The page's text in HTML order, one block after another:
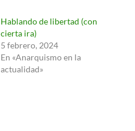
Hablando de libertad (con
cierta ira)
5 febrero, 2024
En «Anarquismo en la
actualidad»